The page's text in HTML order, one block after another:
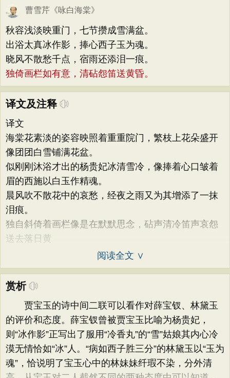
曹雪芹 《咏白海棠》
秋容浅淡映重门，七节攒成雪满盆。
出浴太真冰作影，捧心西子玉为魂。
晓风不散愁千点，宿雨还添泪一痕。
独倚画栏如有意，清砧怨笛送黄昏。
译文及注释
译文
海棠花素淡的姿容映照着重重院门，繁枝上花朵盛开
像团团白雪铺满花盆。
似刚刚沐浴才出的杨贵妃冰清雪冷，像捧着心口皱着
眉的西施以白玉作精魂。
晨风吹不散花中的哀愁，经夜之雨又为其增添了一抹
泪痕。
独自斜倚着画栏像是在默默思念，砧声清冷笛声哀怨
送去落日黄
阅读全文 ∨
赏析
贾宝玉的诗中间二联可以看作对薛宝钗、林黛玉
的评价和态度。薛宝钗曾被贾宝玉比喻为杨贵妃，
则“冰作影”正写出了服用“冷香丸”的“雪”姑娘其内心冷
漠无情恰如“冰”人。“病如西子胜三分”的林黛玉以“玉为
魂”，恰说明了宝玉心中的林妹妹纤瑕不染，分外清